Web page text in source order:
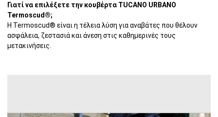
Γιατί να επιλέξετε την κουβέρτα TUCANO URBANO
Termoscud®;
Η Termoscud® είναι η τέλεια λύση για αναβάτες που θέλουν
ασφάλεια, ζεστασιά και άνεση στις καθημερινές τους
μετακινήσεις.